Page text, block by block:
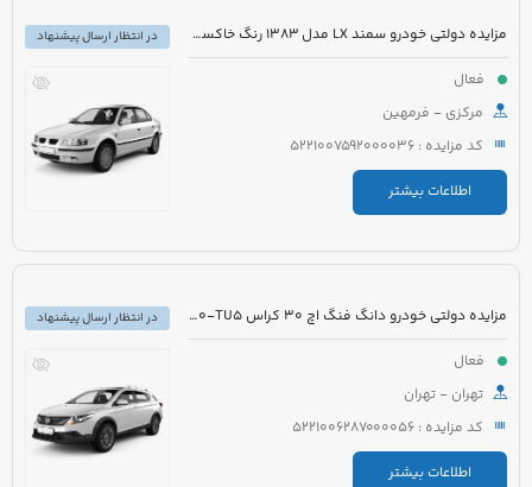
مزایده دولتی خودرو سمند LX مدل 1383 رنگ خاکستری
فعال
مرکزی - فرمهین
کد مزایده : 5221007592000036
اطلاعات بیشتر
در انتظار ارسال پیشنهاد
مزایده دولتی خودرو دانگ فنگ اچ 30 کراس H30-TU5 مدل 1396 رنگ سفید
فعال
تهران - تهران
کد مزایده : 5221006287000056
اطلاعات بیشتر
در انتظار ارسال پیشنهاد